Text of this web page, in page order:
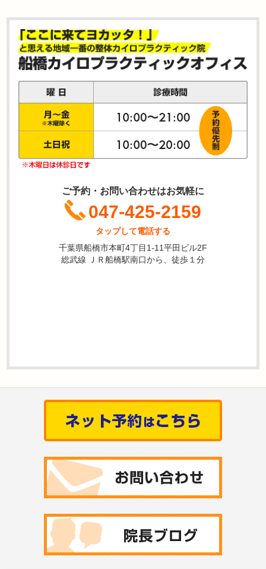
ご予約・お問い合わせはお気軽に
047-425-2159
タップして電話する
千葉県船橋市本町4丁目1-11平田ビル2F
総武線 ＪＲ船橋駅南口から、徒歩１分